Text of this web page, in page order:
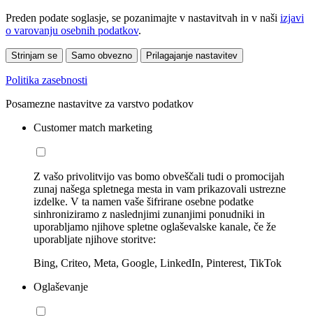
Preden podate soglasje, se pozanimajte v nastavitvah in v naši izjavi
o varovanju osebnih podatkov.
Strinjam se Samo obvezno Prilagajanje nastavitev
Politika zasebnosti
Posamezne nastavitve za varstvo podatkov
Customer match marketing
Z vašo privolitvijo vas bomo obveščali tudi o promocijah
zunaj našega spletnega mesta in vam prikazovali ustrezne
izdelke. V ta namen vaše šifrirane osebne podatke
sinhroniziramo z naslednjimi zunanjimi ponudniki in
uporabljamo njihove spletne oglaševalske kanale, če že
uporabljate njihove storitve:
Bing, Criteo, Meta, Google, LinkedIn, Pinterest, TikTok
Oglaševanje